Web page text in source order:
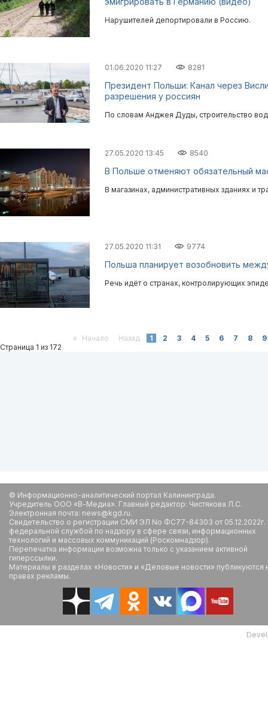
Нарушителей депортировали в Россию.
01.06.2020 11:27 8281
Президент Польши: Канал через
разрешения у россиян
По словам Анджея Дуды, строительство
27.05.2020 13:45 8540
В Польше отменяют обязательный
В магазинах, административных зданиях и
27.05.2020 11:31 9774
Польша планирует возобновить
Речь идёт о странах, контролирующих
« Начало Назад 1 2 3 4 5 6 7 8
9
Страница 1 из 172
© Информационно-аналитический портал Калининграда.
Учредитель ООО «В-Медиа». Главный редактор: Чистякова Л.С.
Электронная почта: news@kgd.ru.
Свидетельство о регистрации СМИ ЭЛ No ФС77-84303 от
федеральной службой по надзору в сфере связи, информационных
технологий и массовых коммуникаций (Роскомнадзор).
Перепечатка информации возможна только с указанием активной
гиперссылки.
Материалы в разделах «Новости» и «Деловые новости» публикуются
правах рекламы.